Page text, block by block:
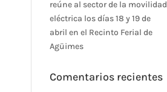
reúne al sector de la movilidad
eléctrica los días 18 y 19 de
abril en el Recinto Ferial de
Agüimes
Comentarios recientes